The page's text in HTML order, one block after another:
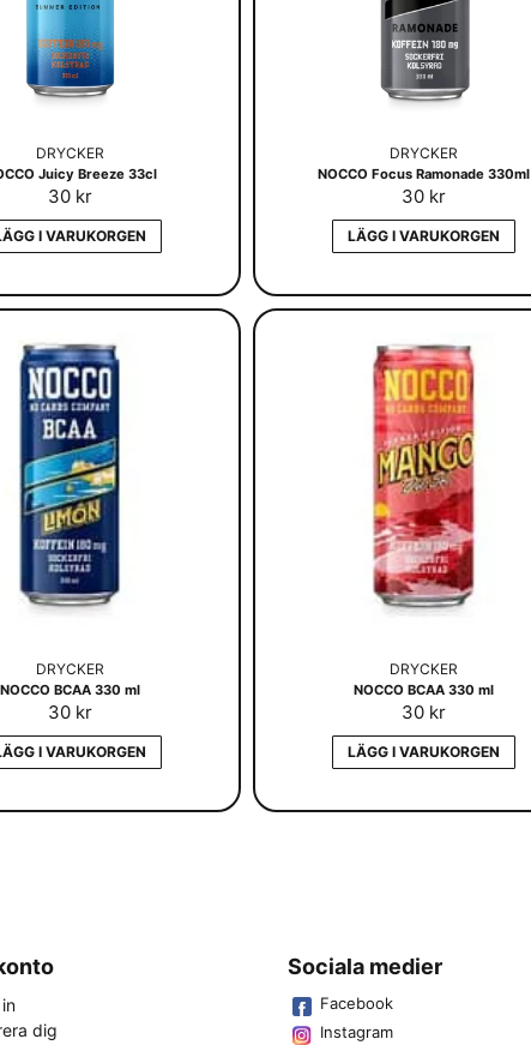
DRYCKER
Juicy Breeze 33cl
30 kr
I VARUKORGEN
DRYCKER
NOCCO Focus Ramonade 330ml
30 kr
LÄGG I VARUKORGEN
DRYCKER
NOCCO BCAA 330 ml
30 kr
I VARUKORGEN
DRYCKER
NOCCO BCAA 330 ml
30 kr
LÄGG I VARUKORGEN
dig
Sociala medier
Facebook
Instagram